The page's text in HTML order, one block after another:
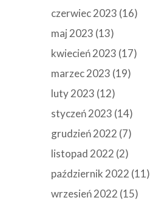
czerwiec 2023 (16)
maj 2023 (13)
kwiecień 2023 (17)
marzec 2023 (19)
luty 2023 (12)
styczeń 2023 (14)
grudzień 2022 (7)
listopad 2022 (2)
październik 2022 (11)
wrzesień 2022 (15)